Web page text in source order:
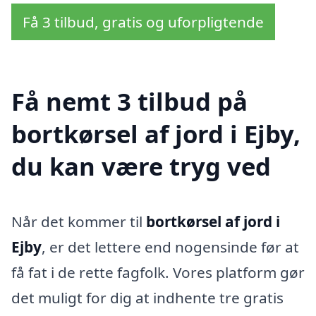
Få 3 tilbud, gratis og uforpligtende
Få nemt 3 tilbud på
bortkørsel af jord i Ejby,
du kan være tryg ved
Når det kommer til bortkørsel af jord i
Ejby, er det lettere end nogensinde før at
få fat i de rette fagfolk. Vores platform gør
det muligt for dig at indhente tre gratis